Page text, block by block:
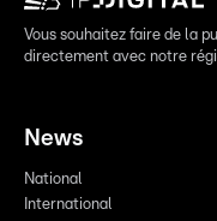
Vous souhaitez faire de la
directement avec notre
News
National
International